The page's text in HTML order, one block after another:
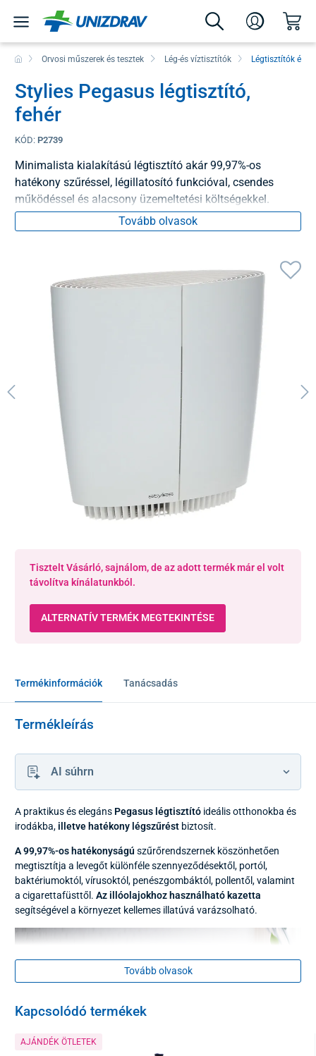
Orvosi műszerek és tesztek Lég-és víztisztítók Légtisztítók és
Stylies Pegasus légtisztító,
fehér
KÓD: P2739
Minimalista kialakítású légtisztító akár 99,97%-os
hatékony szűréssel, légillatosító funkcióval, csendes
működéssel és alacsony üzemeltetési költségekkel.
Tovább olvasok
Tisztelt Vásárló, sajnálom, de az adott termék már el volt
távolítva kínálatunkból.
ALTERNATÍV TERMÉK MEGTEKINTÉSE
Termékinformációk Tanácsadás
Termékleírás
AI súhrn
A praktikus és elegáns Pegasus légtisztító ideális otthonokba és
irodákba, illetve hatékony légszűrést biztosít.
A 99,97%-os hatékonyságú szűrőrendszernek köszönhetően
megtisztítja a levegőt különféle szennyeződésektől, portól,
baktériumoktól, vírusoktól, penészgombáktól, pollentől, valamint
a cigarettafüsttől. Az illóolajokhoz használható kazetta
segítségével a környezet kellemes illatúvá varázsolható.
Tovább olvasok
Kapcsolódó termékek
AJÁNDÉK ÖTLETEK